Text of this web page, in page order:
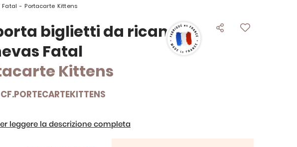
- Portacarte Kittens
biglietti da ricamare
Fatal
Kittens
CF.PORTECARTEKITTENS
leggere la descrizione completa